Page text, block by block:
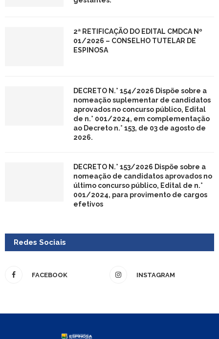
2ª RETIFICAÇÃO DO EDITAL CMDCA Nº
01/2026 – CONSELHO TUTELAR DE
ESPINOSA
DECRETO N.° 154/2026 Dispõe sobre a
nomeação suplementar de candidatos
aprovados no concurso público, Edital
de n.° 001/2024, em complementação
ao Decreto n.° 153, de 03 de agosto de
2026.
DECRETO N.° 153/2026 Dispõe sobre a
nomeação de candidatos aprovados no
último concurso público, Edital de n.°
001/2024, para provimento de cargos
efetivos
Redes Sociais
FACEBOOK INSTAGRAM